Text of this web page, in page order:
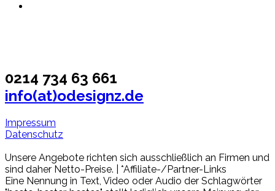
0214 734 63 661
info(at)odesignz.de
Impressum
Datenschutz
Unsere Angebote richten sich ausschließlich an Firmen und
sind daher Netto-Preise. | *Affiliate-/Partner-Links
Eine Nennung in Text, Video oder Audio der Schlagwörter